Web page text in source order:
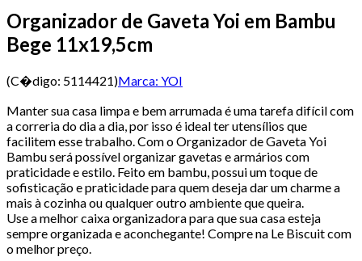
Organizador de Gaveta Yoi em Bambu
Bege 11x19,5cm
(C�digo: 5114421)Marca: YOI
Manter sua casa limpa e bem arrumada é uma tarefa difícil com
a correria do dia a dia, por isso é ideal ter utensílios que
facilitem esse trabalho. Com o Organizador de Gaveta Yoi
Bambu será possível organizar gavetas e armários com
praticidade e estilo. Feito em bambu, possui um toque de
sofisticação e praticidade para quem deseja dar um charme a
mais à cozinha ou qualquer outro ambiente que queira.
Use a melhor caixa organizadora para que sua casa esteja
sempre organizada e aconchegante! Compre na Le Biscuit com
o melhor preço.